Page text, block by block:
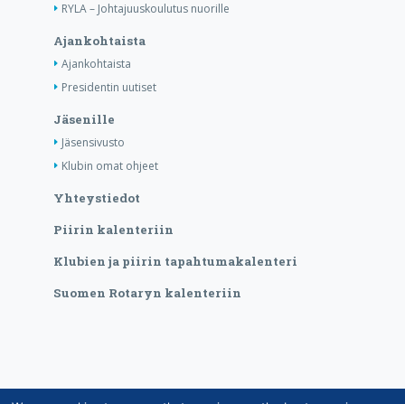
RYLA – Johtajuuskoulutus nuorille
Ajankohtaista
Ajankohtaista
Presidentin uutiset
Jäsenille
Jäsensivusto
Klubin omat ohjeet
Yhteystiedot
Piirin kalenteriin
Klubien ja piirin tapahtumakalenteri
Suomen Rotaryn kalenteriin